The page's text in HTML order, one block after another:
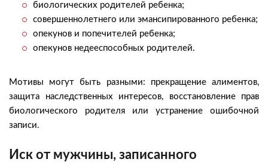
биологических родителей ребенка;
совершеннолетнего или эмансипированного ребенка;
опекунов и попечителей ребенка;
опекунов недееспособных родителей.
Мотивы могут быть разными: прекращение алиментов,
защита наследственных интересов, восстановление прав
биологического родителя или устранение ошибочной
записи.
Иск от мужчины, записанного